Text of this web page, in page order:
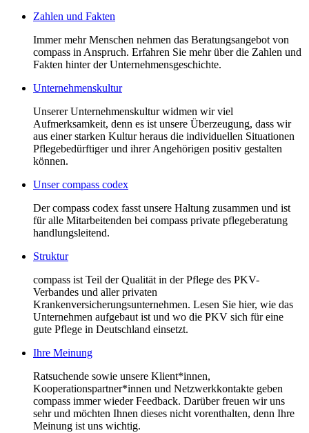
Zahlen und Fakten
Immer mehr Menschen nehmen das Beratungsangebot von
compass in Anspruch. Erfahren Sie mehr über die Zahlen und
Fakten hinter der Unternehmensgeschichte.
Unternehmenskultur
Unserer Unternehmenskultur widmen wir viel
Aufmerksamkeit, denn es ist unsere Überzeugung, dass wir
aus einer starken Kultur heraus die individuellen Situationen
Pflegebedürftiger und ihrer Angehörigen positiv gestalten
können.
Unser compass codex
Der compass codex fasst unsere Haltung zusammen und ist
für alle Mitarbeitenden bei compass private pflegeberatung
handlungsleitend.
Struktur
compass ist Teil der Qualität in der Pflege des PKV-
Verbandes und aller privaten
Krankenversicherungsunternehmen. Lesen Sie hier, wie das
Unternehmen aufgebaut ist und wo die PKV sich für eine
gute Pflege in Deutschland einsetzt.
Ihre Meinung
Ratsuchende sowie unsere Klient*innen,
Kooperationspartner*innen und Netzwerkkontakte geben
compass immer wieder Feedback. Darüber freuen wir uns
sehr und möchten Ihnen dieses nicht vorenthalten, denn Ihre
Meinung ist uns wichtig.